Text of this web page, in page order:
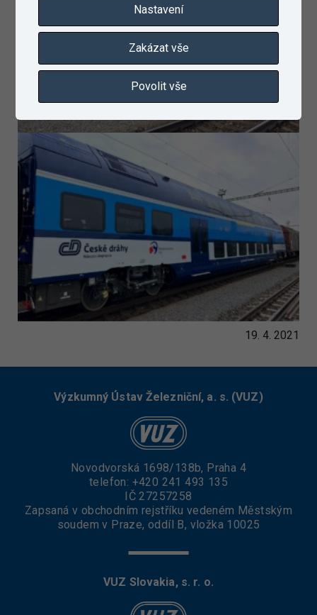
19. 4. 2021
Výzkumný Ústav Železniční, a. s. (VUZ)
Novodvorská 1698/138b, Praha 4
telefon: +420 241 493 135
IČ 27257258
Zapsaná v obchodním rejstříku vedeném Městským
soudem v Praze, oddíl B, vložka 10025
VUZ Slovakia, s. r. o.
Nastavení
Zakázat vše
Povolit vše